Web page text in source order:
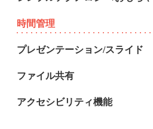
時間管理
プレゼンテーション/スライド
ファイル共有
アクセシビリティ機能